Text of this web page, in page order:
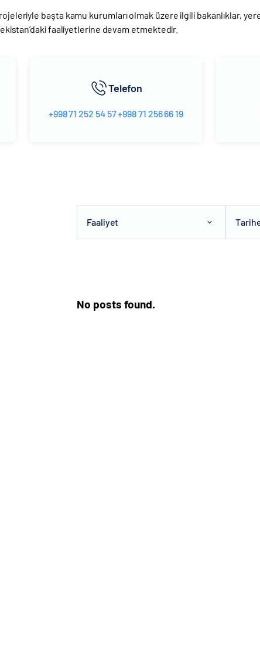
başta kamu kurumları olmak üzere ilgili bakanlıklar,
faaliyetlerine devam etmektedir.
Telefon
+998 71 252 54 57 +998 71 256 66 19
No posts found.